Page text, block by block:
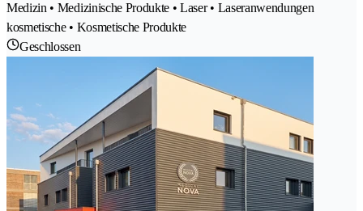
Medizin • Medizinische Produkte • Laser • Laseranwendungen
kosmetische • Kosmetische Produkte
Geschlossen